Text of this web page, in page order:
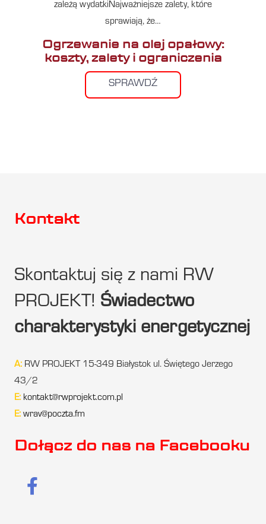
zależą wydatkiNajważniejsze zalety, które
sprawiają, że…
Ogrzewanie na olej opałowy:
koszty, zalety i ograniczenia
SPRAWDŹ
Kontakt
Skontaktuj się z nami RW
PROJEKT! Świadectwo
charakterystyki energetycznej
A: RW PROJEKT 15-349 Białystok ul. Świętego Jerzego
43/2
E: kontakt@rwprojekt.com.pl
E: wrav@poczta.fm
Dołącz do nas na Facebooku